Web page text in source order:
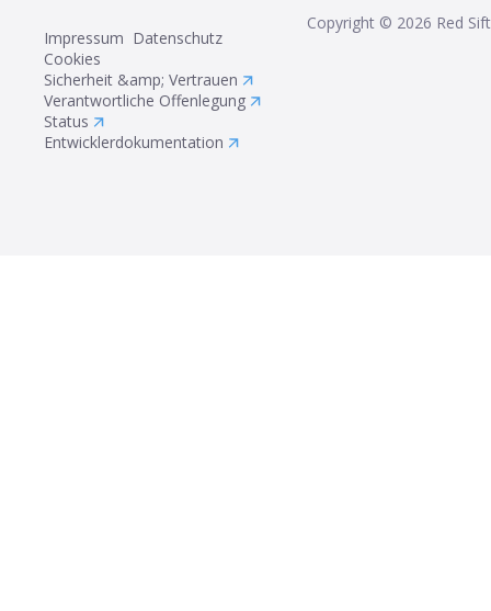
Impressum Datenschutz
Cookies
Sicherheit &amp; Vertrauen
Verantwortliche Offenlegung
Status
Entwicklerdokumentation
Copyright © 2026 Red Sift